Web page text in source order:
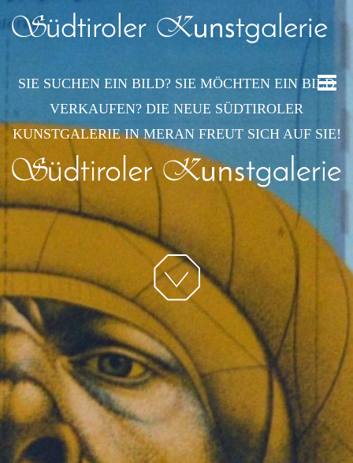
Toggle
SIE SUCHEN EIN BILD? SIE MÖCHTEN EIN BILD
VERKAUFEN? DIE NEUE SÜDTIROLER
KUNSTGALERIE IN MERAN FREUT SICH AUF SIE!